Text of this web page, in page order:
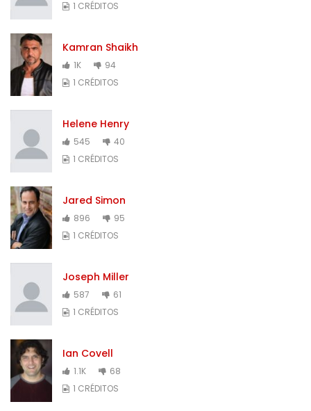
1 CRÉDITOS
Kamran Shaikh
1K
94
1 CRÉDITOS
Helene Henry
545
40
1 CRÉDITOS
Jared Simon
896
95
1 CRÉDITOS
Joseph Miller
587
61
1 CRÉDITOS
Ian Covell
1.1K
68
1 CRÉDITOS